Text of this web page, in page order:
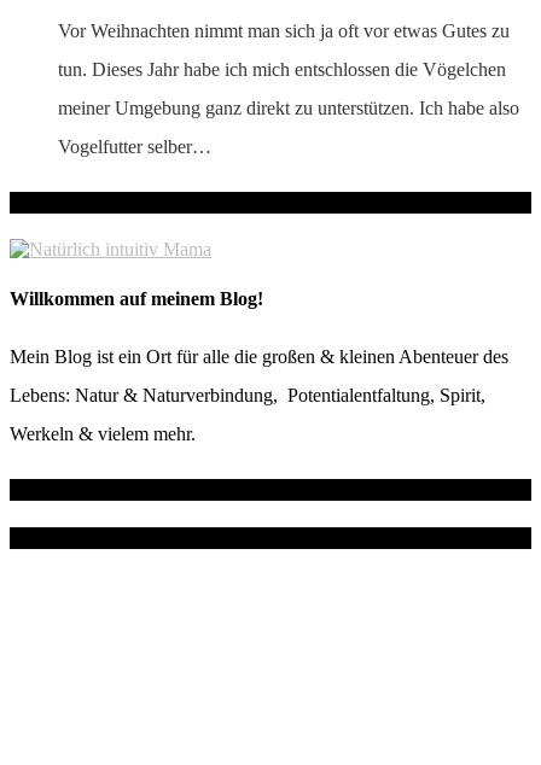
Vor Weihnachten nimmt man sich ja oft vor etwas Gutes zu
tun. Dieses Jahr habe ich mich entschlossen die Vögelchen
meiner Umgebung ganz direkt zu unterstützen. Ich habe also
Vogelfutter selber…
Willkommen auf meinem Blog!
Mein Blog ist ein Ort für alle die großen & kleinen Abenteuer des
Lebens: Natur & Naturverbindung, Potentialentfaltung, Spirit,
Werkeln & vielem mehr.